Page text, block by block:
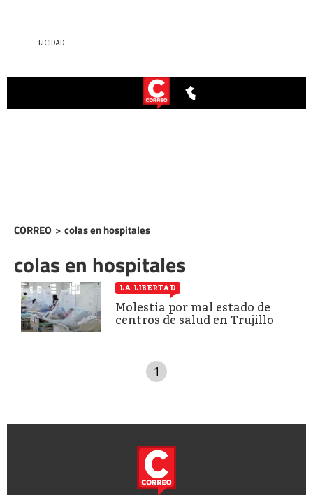
CORREO > colas en hospitales
colas en hospitales
LA LIBERTAD
Molestia por mal estado de
centros de salud en Trujillo
1